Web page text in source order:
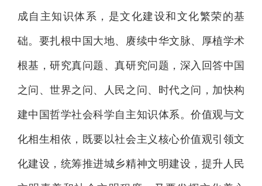
成自主知识体系，是文化建设和文化繁荣的基
础。要扎根中国大地、赓续中华文脉、厚植学术
根基，研究真问题、真研究问题，深入回答中国
之问、世界之问、人民之问、时代之问，加快构
建中国哲学社会科学自主知识体系。价值观与文
化相生相依，既要以社会主义核心价值观引领文
化建设，统筹推进城乡精神文明建设，提升人民